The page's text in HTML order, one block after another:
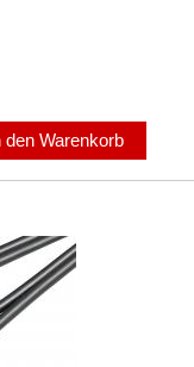
den Warenkorb